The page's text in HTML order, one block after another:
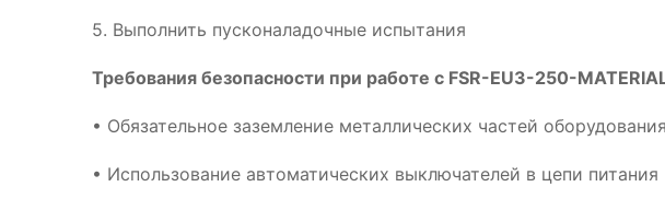
5. Выполнить пусконаладочные испытания
Требования безопасности при работе с FSR-EU3-250-
• Обязательное заземление металлических частей оборудования
• Использование автоматических выключателей в цепи питания